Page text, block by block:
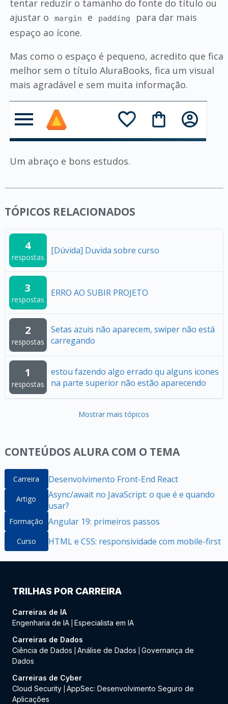
tentar reduzir o tamanho do fonte do título ou
ajustar o
margin e padding
para dar mais
espaço ao ícone.
Mas como o espaço é pequeno, acredito que fica
melhor sem o título AluraBooks, fica um visual
mais agradável e sem muita informação.
Um abraço e bons estudos.
TÓPICOS RELACIONADOS
4
respostas
[Dúvida] Duvida sobre curso
3
respostas
ERRO AO SUBIR PROJETO
2
respostas
Setas azuis não aparecem, swiper não está
carregando
1
respostas
estou fazendo algo errado qu alguns icones
na parte superior não estão aparecendo
Mostrar mais tópicos
CONTEÚDOS ALURA COM O TEMA
Carreira Desenvolvimento Front-End React
Artigo
Async/await no JavaScript: o que é e quando
usar?
Formação Angular 19: primeiros passos
Curso HTML e CSS: responsividade com mobile-first
TRILHAS POR CARREIRA
Carreiras de IA
Engenharia de IA Especialista em IA
Carreiras de Dados
Ciência de Dados
Análise de Dados
Governança de
Dados
Carreiras de Cyber
Cloud Security AppSec: Desenvolvimento Seguro de
Aplicações